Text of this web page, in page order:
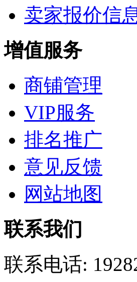
卖家报价信
增值服务
商铺管理
VIP服务
排名推广
意见反馈
网站地图
联系我们
联系电话: